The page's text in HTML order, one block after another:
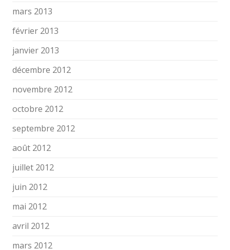
mars 2013
février 2013
janvier 2013
décembre 2012
novembre 2012
octobre 2012
septembre 2012
août 2012
juillet 2012
juin 2012
mai 2012
avril 2012
mars 2012